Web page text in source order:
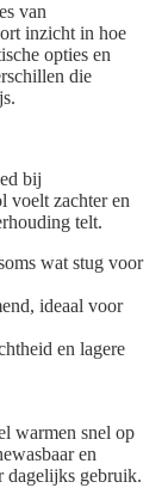
van
inzicht in hoe
opties en
die
bij
voelt zachter en
telt.
wat stug voor
ideaal voor
en lagere
warmen snel op
en
dagelijks gebruik.